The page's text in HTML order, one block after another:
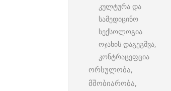
კულტურა და
სამედიცინო
სექსოლოგია
ოჯახის დაგეგმვა,
კონტრაცეფცია
ორსულობა,
მშობიარობა,